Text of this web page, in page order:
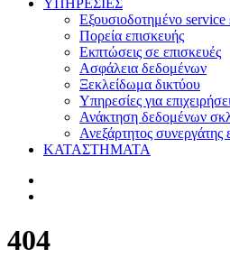
YΠΗΡΕΣΙΕΣ
Εξουσιοδοτημένο service
Πορεία επισκευής
Εκπτώσεις σε επισκευές
Ασφάλεια δεδομένων
Ξεκλείδωμα δικτύου
Υπηρεσίες για
Ανάκτηση δεδομένων
Ανεξάρτητος
ΚΑΤΑΣΤΗΜΑΤΑ
404